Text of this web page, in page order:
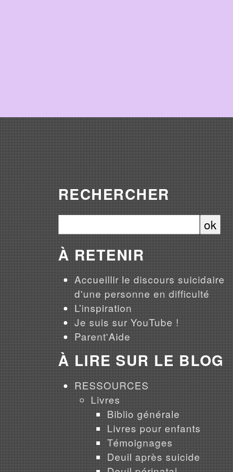
RECHERCHER
À RETENIR
Accueillir le discours suicidaire
d'une personne en difficulté
L’inspiration
Je suis sur YouTube !
Parent'Aide
À LIRE SUR LE BLOG
RESSOURCES
Livres
Biblio générale
Livres pour enfants
Témoignages
Deuil après suicide